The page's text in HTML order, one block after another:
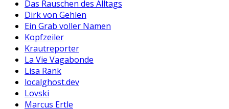
Das Rauschen des Alltags
Dirk von Gehlen
Ein Grab voller Namen
Kopfzeiler
Krautreporter
La Vie Vagabonde
Lisa Rank
localghost.dev
Lovski
Marcus Ertle